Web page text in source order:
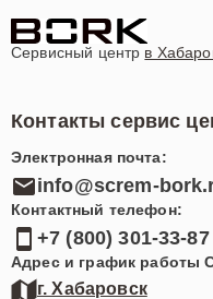
Сервисный центр в
Контакты сервис
Электронная почта:
info@screm-
Контактный телефон:
+7 (800) 301-33-87
Адрес и график работы
г. Хабаровск